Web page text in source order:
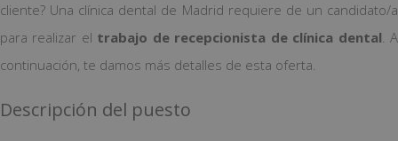
cliente? Una clínica dental de Madrid requiere de un candidato/a
para realizar el trabajo de recepcionista de clínica dental. A
continuación, te damos más detalles de esta oferta.
Descripción del puesto